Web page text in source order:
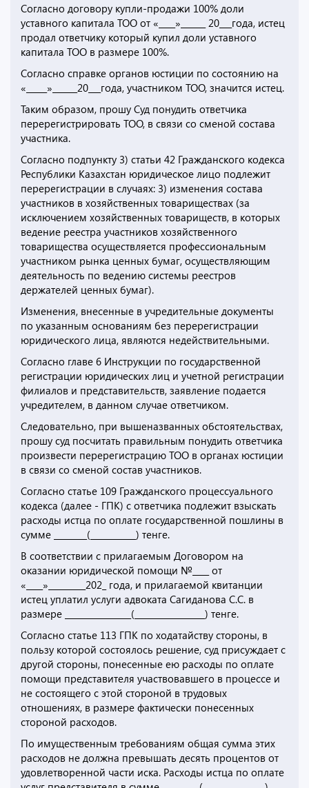
Согласно договору купли-продажи 100% доли
уставного капитала ТОО от «____»______ 20___года, истец
продал ответчику который купил доли уставного
капитала ТОО в размере 100%.
Согласно справке органов юстиции по состоянию на
«_____»______20___года, участником ТОО, значится истец.
Таким образом, прошу Суд понудить ответчика
перерегистрировать ТОО, в связи со сменой состава
участника.
Согласно подпункту 3) статьи 42 Гражданского кодекса
Республики Казахстан юридическое лицо подлежит
перерегистрации в случаях: 3) изменения состава
участников в хозяйственных товариществах (за
исключением хозяйственных товариществ, в которых
ведение реестра участников хозяйственного
товарищества осуществляется профессиональным
участником рынка ценных бумаг, осуществляющим
деятельность по ведению системы реестров
держателей ценных бумаг).
Изменения, внесенные в учредительные документы
по указанным основаниям без перерегистрации
юридического лица, являются недействительными.
Согласно главе 6 Инструкции по государственной
регистрации юридических лиц и учетной регистрации
филиалов и представительств, заявление подается
учредителем, в данном случае ответчиком.
Следовательно, при вышеназванных обстоятельствах,
прошу суд посчитать правильным понудить ответчика
произвести перерегистрацию ТОО в органах юстиции
в связи со сменой состав участников.
Согласно статье 109 Гражданского процессуального
кодекса (далее - ГПК) с ответчика подлежит взыскать
расходы истца по оплате государственной пошлины в
сумме ________(___________) тенге.
В соответствии с прилагаемым Договором на
оказании юридической помощи №____ от
«____»_________202_ года, и прилагаемой квитанции
истец уплатил услуги адвоката Сагиданова С.С. в
размере ________________(_________________) тенге.
Согласно статье 113 ГПК по ходатайству стороны, в
пользу которой состоялось решение, суд присуждает с
другой стороны, понесенные ею расходы по оплате
помощи представителя участвовавшего в процессе и
не состоящего с этой стороной в трудовых
отношениях, в размере фактически понесенных
стороной расходов.
По имущественным требованиям общая сумма этих
расходов не должна превышать десять процентов от
удовлетворенной части иска. Расходы истца по оплате